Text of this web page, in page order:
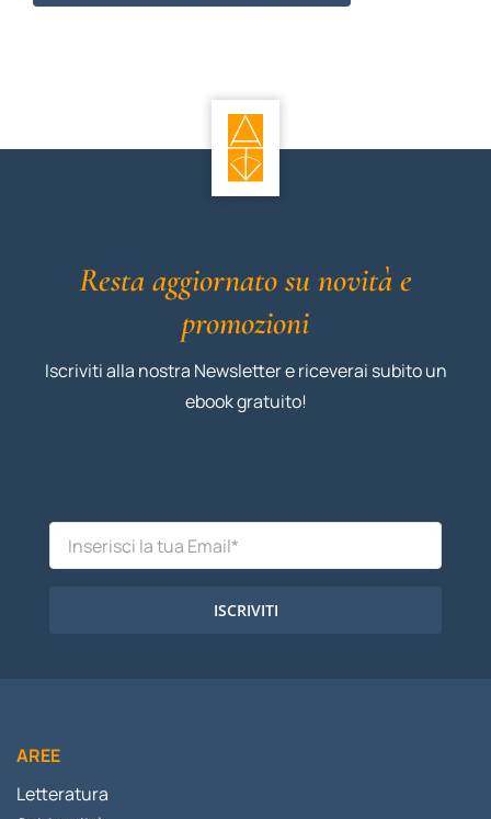
Resta aggiornato su novità e
promozioni
Iscriviti alla nostra Newsletter e riceverai subito un
ebook gratuito!
ISCRIVITI
AREE
Letteratura